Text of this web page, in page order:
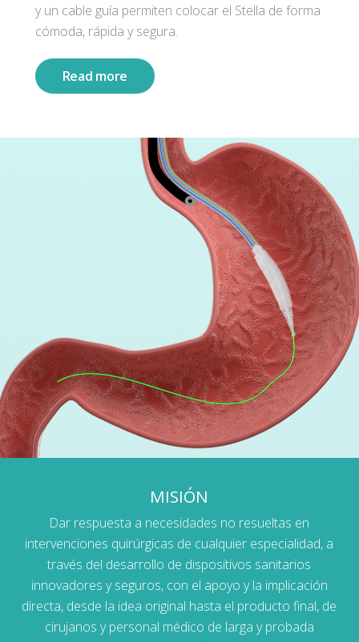
y un cable guía permiten colocar el Stella de forma
cómoda, rápida y segura.
Read more
MISIÓN
Dar respuesta a necesidades no resueltas en
intervenciones quirúrgicas de cualquier especialidad, a
través del desarrollo de dispositivos sanitarios
innovadores y seguros, con el apoyo y la implicación
directa, desde la idea original hasta el producto final, de
cirujanos y personal médico de larga y probada